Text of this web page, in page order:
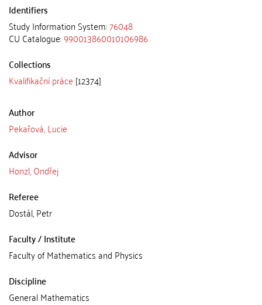
Identifiers
Study Information System:76048
CU Catalogue:990013860010106986
Collections
Kvalifikační práce [12374]
Author
Pekařová, Lucie
Advisor
Honzl, Ondřej
Referee
Dostál, Petr
Faculty / Institute
Faculty of Mathematics and Physics
Discipline
General Mathematics